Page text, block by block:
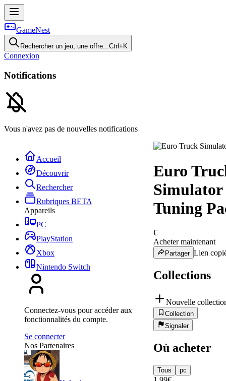
GameNest
Rechercher un jeu, une offre...Ctrl+K
Connexion
Notifications
Vous n'avez pas de nouvelles notifications
Accueil
Découvrir
Rechercher
Rubriques BETA
Appareils
PC
PlayStation
Xbox
Nintendo Switch
Connectez-vous pour accéder aux
fonctionnalités du compte.
Se connecter
Nos Partenaires
Euro
Tuning
€
Acheter maintenant
Partager Lien
Collections
Nouvelle
Collection
Signaler
Où acheter
Tous pc